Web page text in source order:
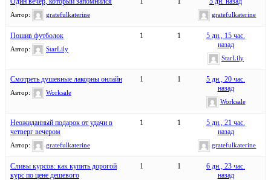
Автор: gratefulkaterine gratefulkaterine
Пошив футболок
Автор: StarLily
1 1
5 дн., 15 час.
назад
StarLily
Смотреть душевные лакорны онлайн
Автор: Worksale
1 1
5 дн., 20 час.
назад
Worksale
Неожиданный подарок от удачи в
четверг вечером
Автор: gratefulkaterine
1 1
5 дн., 21 час.
назад
gratefulkaterine
Сливы курсов: как купить дорогой
курс по цене дешевого
1 1
6 дн., 23 час.
назад